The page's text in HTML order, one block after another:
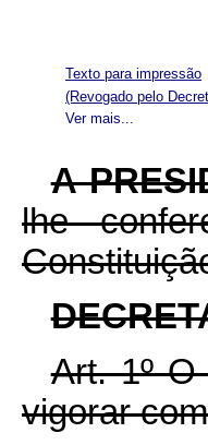
Texto para impressão
Ver mais...
(Revogado pelo
A
lhe
Art. 1º
vigorar